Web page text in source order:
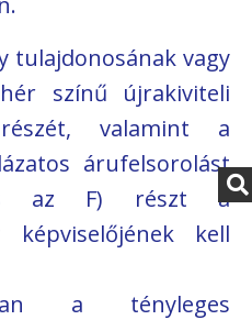
tulajdonosának vagy
színű újrakiviteli
valamint a
árufelsorolást
az F) részt a
képviselőjének kell
a tényleges